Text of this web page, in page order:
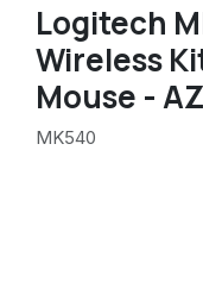
Logitech
Wireless
Mouse -
MK540